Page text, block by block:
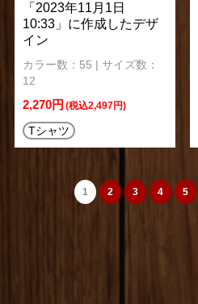
「2023年11月1日
10:33」に作成したデザ
イン
カラー数：55 | サイズ数：
12
2,270円 (税込2,497円)
Tシャツ
1 2 3 4 5